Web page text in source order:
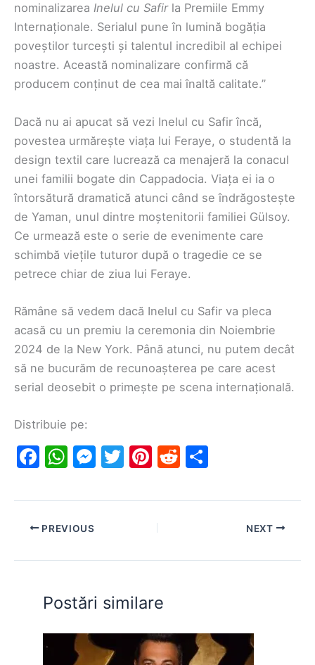
nominalizarea Inelul cu Safirla Premiile Emmy
Internaționale. Serialul pune în lumină bogăția
poveștilor turcești și talentul incredibil al echipei
noastre. Această nominalizare confirmă că
producem conținut de cea mai înaltă calitate.”
Dacă nu ai apucat să vezi Inelul cu Safir încă,
povestea urmărește viața lui Feraye, o studentă la
design textil care lucrează ca menajeră la conacul
unei familii bogate din Cappadocia. Viața ei ia o
întorsătură dramatică atunci când se îndrăgostește
de Yaman, unul dintre moștenitorii familiei Gülsoy.
Ce urmează este o serie de evenimente care
schimbă viețile tuturor după o tragedie ce se
petrece chiar de ziua lui Feraye.
Rămâne să vedem dacă Inelul cu Safir va pleca
acasă cu un premiu la ceremonia din Noiembrie
2024 de la New York. Până atunci, nu putem decât
să ne bucurăm de recunoașterea pe care acest
serial deosebit o primește pe scena internațională.
Distribuie pe:
F
c
e
o
o
k
W
at
s
p
p
M
s
n
g
er
T
itt
Pi
er
e
R
d ar
PREVIOUS NEXT
Postări similare